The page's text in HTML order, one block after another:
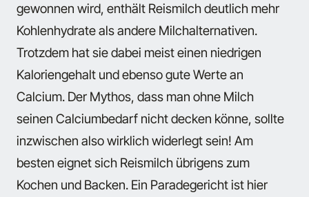
gewonnen wird, enthält Reismilch deutlich mehr
Kohlenhydrate als andere Milchalternativen.
Trotzdem hat sie dabei meist einen niedrigen
Kaloriengehalt und ebenso gute Werte an
Calcium. Der Mythos, dass man ohne Milch
seinen Calciumbedarf nicht decken könne, sollte
inzwischen also wirklich widerlegt sein! Am
besten eignet sich Reismilch übrigens zum
Kochen und Backen. Ein Paradegericht ist hier